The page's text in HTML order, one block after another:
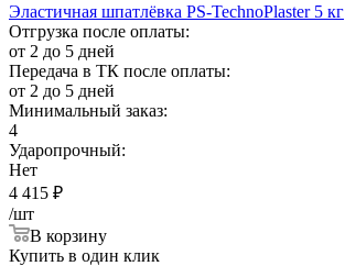
Эластичная шпатлёвка PS-TechnoPlaster 5 кг
Отгрузка после оплаты:
от 2 до 5 дней
Передача в ТК после оплаты:
от 2 до 5 дней
Минимальный заказ:
4
Ударопрочный:
Нет
4 415 ₽
/шт
В корзину
Купить в один клик